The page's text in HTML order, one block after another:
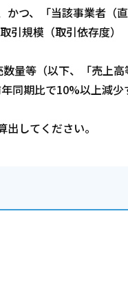
かつ、「当該事業者（
引規模（取引依存度
量等（以下、「売上
同期比で10%以上減少
してください。